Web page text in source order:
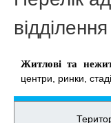
Житлові та
центри, ринки,